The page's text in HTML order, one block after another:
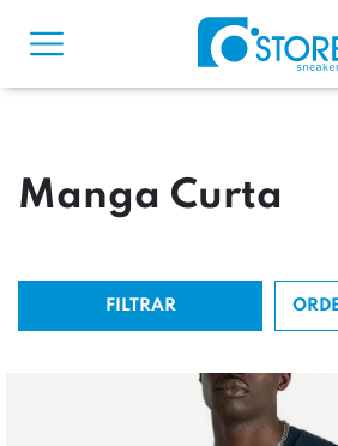
Manga Curta
FILTRAR